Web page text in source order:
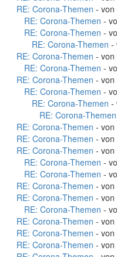
RE: Corona-Themen - von
RE: Corona-Themen -
RE: Corona-Themen -
RE: Corona-Themen -
RE: Corona-Themen - von
RE: Corona-Themen -
RE: Corona-Themen - von
RE: Corona-Themen -
RE: Corona-Themen -
RE: Corona-Themen
RE: Corona-Themen - von
RE: Corona-Themen - von
RE: Corona-Themen - von
RE: Corona-Themen -
RE: Corona-Themen -
RE: Corona-Themen - von
RE: Corona-Themen - von
RE: Corona-Themen -
RE: Corona-Themen - von
RE: Corona-Themen - von
RE: Corona-Themen - von